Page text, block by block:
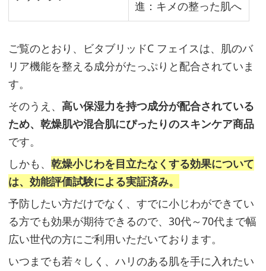
に
な
部
位
は
ね
づ
け
が
◎
進：キメの整った肌へ
ご覧のとおり、ビタブリッドC フェイスは、肌のバ
リア機能を整える成分がたっぷりと配合されていま
す。
そのうえ、 高い保湿力を持つ成分が配合されている
ため、乾燥肌や混合肌にぴったりのスキンケア商品
です。
しかも、 乾燥小じわを目立たなくする効果について
は、効能評価試験による実証済み。
予防したい方だけでなく、すでに小じわができてい
る方でも効果が期待できるので、30代～70代まで幅
広い世代の方にご利用いただいております。
いつまでも若々しく、ハリのある肌を手に入れたい